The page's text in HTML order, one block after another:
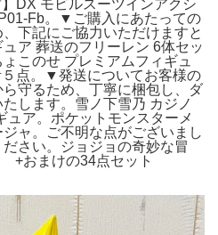
DX モビルスーツインアクシ
Fb。▼ご購入にあたっての
下記にご協力いただけますと
ア 葬送のフリーレン 6体セッ
このせ プレミアムフィギュ
点。▼発送についてお客様の
守るため、丁寧に梱包し、ダ
します。雪ノ下雪乃 カジノ
ュア。ポケットモンスターメ
ャ。ご不明な点がございまし
さい。ジョジョの奇妙な冒
おまけの34点セット